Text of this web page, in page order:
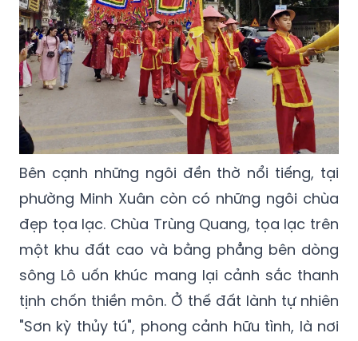
Bên cạnh những ngôi đền thờ nổi tiếng, tại
phường Minh Xuân còn có những ngôi chùa
đẹp tọa lạc. Chùa Trùng Quang, tọa lạc trên
một khu đất cao và bằng phẳng bên dòng
sông Lô uốn khúc mang lại cảnh sắc thanh
tịnh chốn thiền môn. Ở thế đất lành tự nhiên
"Sơn kỳ thủy tú", phong cảnh hữu tình, là nơi